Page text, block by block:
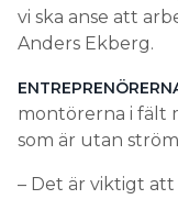
vi ska anse att
Anders Ekberg.
montörerna i fält
som är utan
– Det är viktigt